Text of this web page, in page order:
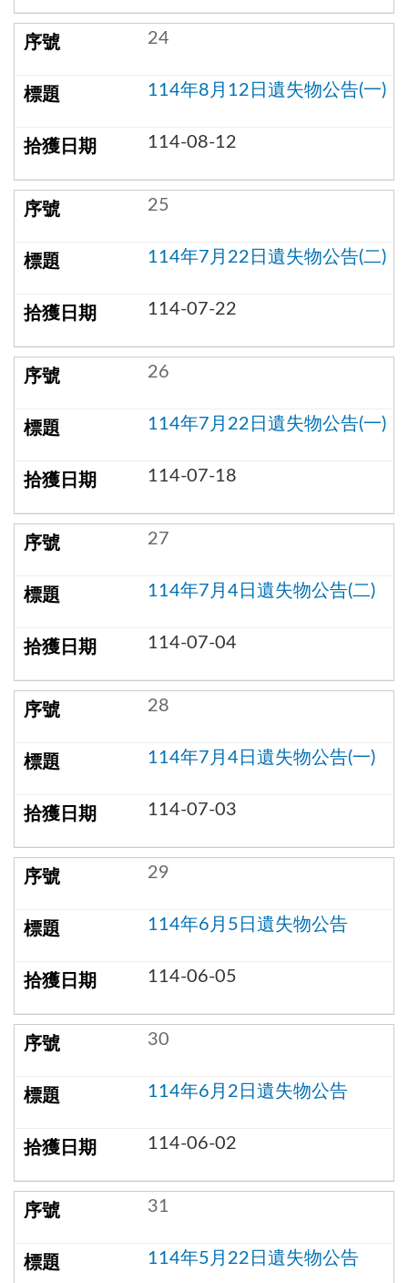
24
114年8月12日遺失物公告(一)
114-08-12
25
114年7月22日遺失物公告(二)
114-07-22
26
114年7月22日遺失物公告(一)
114-07-18
27
114年7月4日遺失物公告(二)
114-07-04
28
114年7月4日遺失物公告(一)
114-07-03
29
114年6月5日遺失物公告
114-06-05
30
114年6月2日遺失物公告
114-06-02
31
114年5月22日遺失物公告